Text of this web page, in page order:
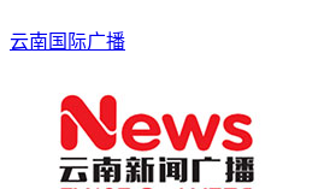
云南国际广播